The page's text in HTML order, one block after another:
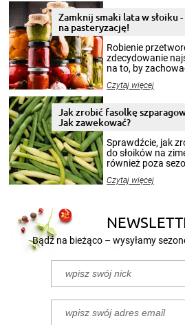
Zamknij smaki lata w słoiku
na pasteryzację!
Robienie
zdecydowanie
na to, by
krajobrazów, by
pełni poczuć
miesięcy.
smakowitą
patenty, które
przetworów.
Czytaj więcej
Jak zrobić fasolkę
Jak zawekować?
Sprawdźcie, jak
do słoików na
również poza
nasze propozycje!
Czytaj więcej
Bądź na bieżąco – wysyłamy